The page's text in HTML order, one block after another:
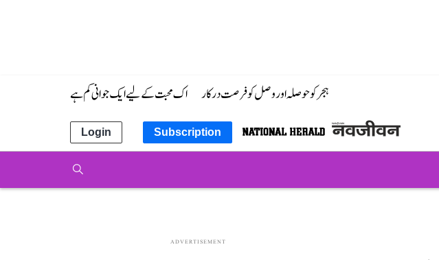
ہجر کو حوصلہ اور وصل کو فرصت درکار اک محبت کے لیے ایک جوانی کم ہے
Subscription
Login
ADVERTISEMENT